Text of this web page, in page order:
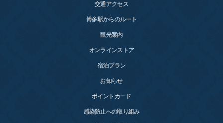
交通アクセス
博多駅からのルート
観光案内
オンラインストア
宿泊プラン
お知らせ
ポイントカード
感染防止への取り組み